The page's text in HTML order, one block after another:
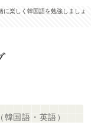
楽しく韓国語を勉強しましょ
韓国語・英語）